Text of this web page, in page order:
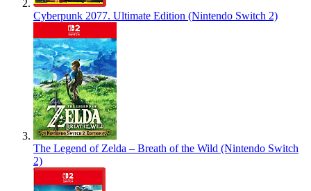
Cyberpunk 2077. Ultimate Edition (Nintendo Switch 2)
The Legend of Zelda – Breath of the Wild (Nintendo Switch
2)